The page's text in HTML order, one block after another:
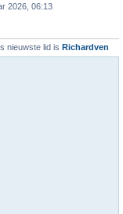
2026, 06:13
nieuwste lid is Richardven